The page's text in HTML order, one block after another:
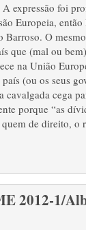
A expressão foi
Europeia,
Barroso. O
que (mal ou
na União
(ou os seus
cavalgada cega
porque “as
de direito, o
2012-1/